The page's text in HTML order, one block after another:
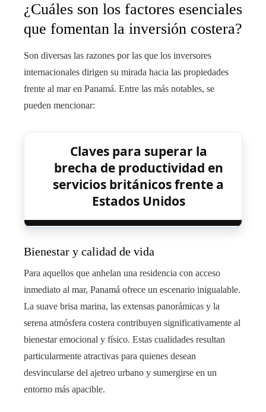
¿Cuáles son los factores esenciales
que fomentan la inversión costera?
Son diversas las razones por las que los inversores
internacionales dirigen su mirada hacia las propiedades
frente al mar en Panamá. Entre las más notables, se
pueden mencionar:
Claves para superar la
brecha de productividad en
servicios británicos frente a
Estados Unidos
Bienestar y calidad de vida
Para aquellos que anhelan una residencia con acceso
inmediato al mar, Panamá ofrece un escenario inigualable.
La suave brisa marina, las extensas panorámicas y la
serena atmósfera costera contribuyen significativamente al
bienestar emocional y físico. Estas cualidades resultan
particularmente atractivas para quienes desean
desvincularse del ajetreo urbano y sumergirse en un
entorno más apacible.